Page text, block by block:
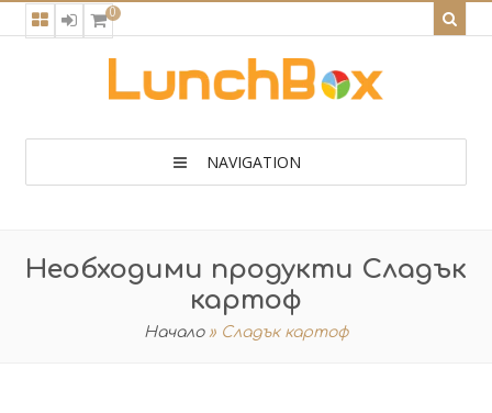
0
NAVIGATION
Необходими продукти Сладък
картоф
Начало » Сладък картоф